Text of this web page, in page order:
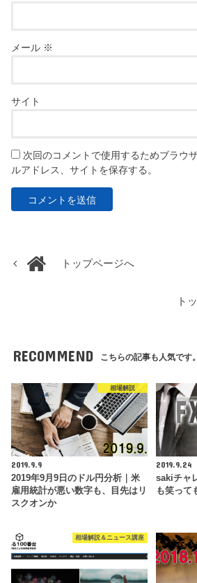
メール ※
サイト
次回のコメントで使用するためブラウ
ルアドレス、サイトを保存する。
トップページへ
ト
RECOMMEND こちらの記事も人気です。
相場解説
2019.9.9
2019年9月9日のドル円分析｜米
雇用統計が悪い数字も、目先はリ
スクオンか
2019.9.24
sakiチャ
も笑って
相場解説＆ニュース講座